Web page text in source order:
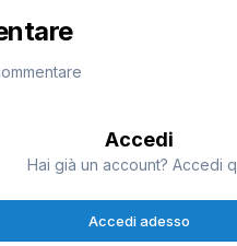
Accedi
Hai già un account? Accedi
Accedi adesso